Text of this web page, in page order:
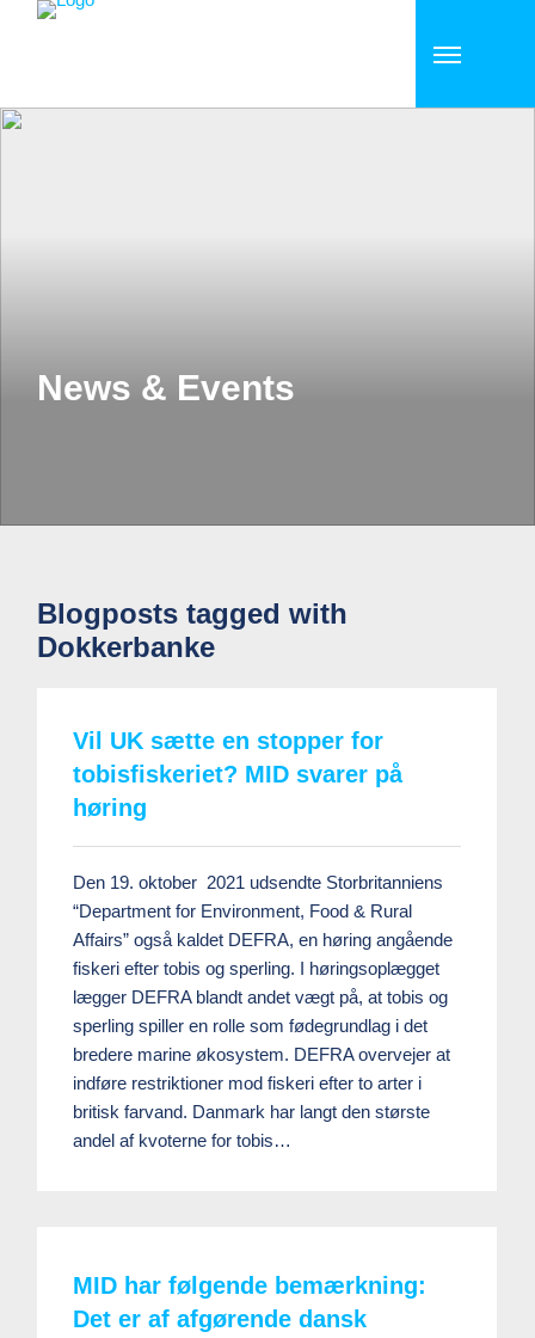
News & Events
Blogposts tagged with
Dokkerbanke
Vil UK sætte en stopper for
tobisfiskeriet? MID svarer på
høring
Den 19. oktober 2021 udsendte Storbritanniens
“Department for Environment, Food & Rural
Affairs” også kaldet DEFRA, en høring angående
fiskeri efter tobis og sperling. I høringsoplægget
lægger DEFRA blandt andet vægt på, at tobis og
sperling spiller en rolle som fødegrundlag i det
bredere marine økosystem. DEFRA overvejer at
indføre restriktioner mod fiskeri efter to arter i
britisk farvand. Danmark har langt den største
andel af kvoterne for tobis…
MID har følgende bemærkning:
Det er af afgørende dansk